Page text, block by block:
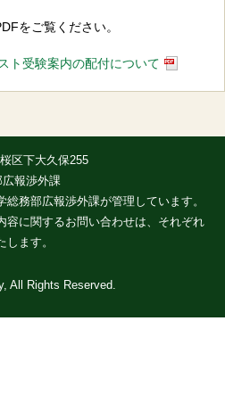
をご覧ください。
ト受験案内の配付について
務部広報渉外課が管理しています。
容に関するお問い合わせは、それぞれ
ます。
All Rights Reserved.
区下大久保255
報渉外課